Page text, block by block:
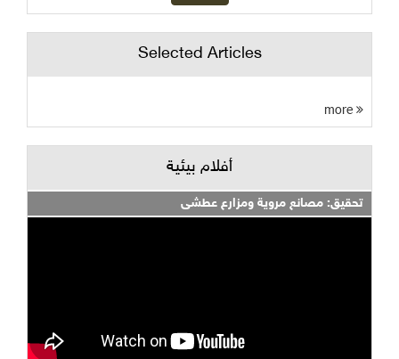
Selected Articles
أفلام بيئية
تحقيق: مصانع مروية ومزارع عطشى